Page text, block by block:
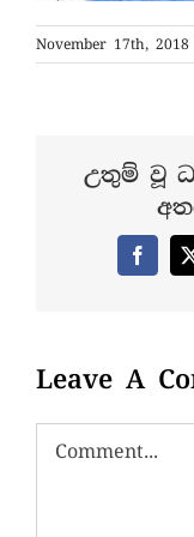
November 17th, 2018
උතුම් වූ
Leave A
Comment